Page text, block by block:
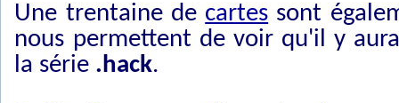
Une trentaine de cartes sont
nous permettent de voir qu'il y
la série .hack.